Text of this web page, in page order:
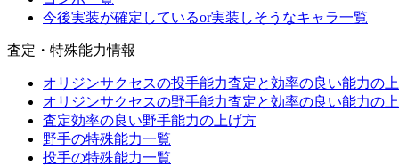
今後実装が確定しているor実装しそうなキャラ一覧
査定・特殊能力情報
オリジンサクセスの投手能力査定と効率の良い能力の
オリジンサクセスの野手能力査定と効率の良い能力の
査定効率の良い野手能力の上げ方
野手の特殊能力一覧
投手の特殊能力一覧